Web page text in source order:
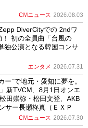
CMニュース 2026.08.03
DiverCityでの 2ndワ
！ 初の全員曲「台風の
独公演となる韓国コンサ
エンタメ 2026.07.31
”で地元・愛知に夢を。
新TVCM、8月1日オンエ
田崇弥・松田文登、AKB
サー長瀬柊真（ＥＸＰ
CMニュース 2026.07.30